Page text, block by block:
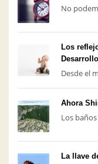
No
Los
Desde el
Ahora
Los
La llave